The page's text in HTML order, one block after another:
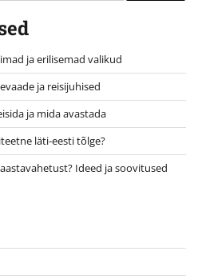
ja erilisemad valikud
ja reisijuhised
ja mida avastada
läti-eesti tõlge?
Ideed ja soovitused